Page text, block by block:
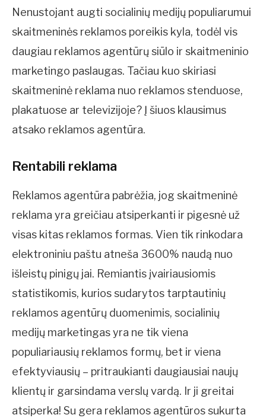
Nenustojant augti socialinių medijų populiarumui
skaitmeninės reklamos poreikis kyla, todėl vis
daugiau reklamos agentūrų siūlo ir skaitmeninio
marketingo paslaugas. Tačiau kuo skiriasi
skaitmeninė reklama nuo reklamos stenduose,
plakatuose ar televizijoje? Į šiuos klausimus
atsako reklamos agentūra.
Rentabili reklama
Reklamos agentūra pabrėžia, jog skaitmeninė
reklama yra greičiau atsiperkanti ir pigesnė už
visas kitas reklamos formas. Vien tik rinkodara
elektroniniu paštu atneša 3600% naudą nuo
išleistų pinigų jai. Remiantis įvairiausiomis
statistikomis, kurios sudarytos tarptautinių
reklamos agentūrų duomenimis, socialinių
medijų marketingas yra ne tik viena
populiariausių reklamos formų, bet ir viena
efektyviausių – pritraukianti daugiausiai naujų
klientų ir garsindama verslų vardą. Ir ji greitai
atsiperka! Su gera reklamos agentūros sukurta